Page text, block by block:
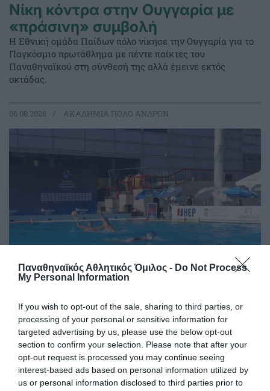
Παναθηναϊκός Αθλητικός Όμιλος - Do Not Process
My Personal Information
If you wish to opt-out of the sale, sharing to third parties, or
processing of your personal or sensitive information for
targeted advertising by us, please use the below opt-out
section to confirm your selection. Please note that after your
opt-out request is processed you may continue seeing
interest-based ads based on personal information utilized by
us or personal information disclosed to third parties prior to
Νίκη κόντρα στην Ουγγαρία με
«πράσινη» συμβολή
Η Εθνική ομάδα Παίδων πόλο νίκησε την Ουγγαρία για το
Παγκόσμιο πρωτάθλημα με πέντε παίκτες του
Παναθηναϊκού στη σύνθεσή της αλλά έμεινε εκτός
οκτάδας.
06.08.2026 ΑΚΑΔΗΜΙΑ ΠΟΛΟ ΑΝΔΡΩΝ
Κυρίαρχη η Εθνική Παίδων με
πέντε «τριφύλλια»
Η Εθνική ομάδα Παίδων πήρε άνετη νίκη κόντρα στο
Πουέρτο Ρίκο στο πλαίσιο του Παγκόσμιου πρωταθλήματος
με πέντε παίκτες του Παναθηναϊκού στη σύνθεσή της.